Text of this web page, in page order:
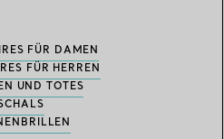
FÜR DAMEN
FÜR HERREN
UND TOTES